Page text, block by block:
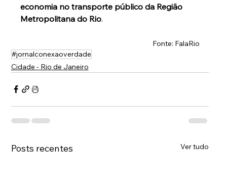
economia no transporte público da Região
Metropolitana do Rio.
Fonte: FalaRio
#jornalconexaoverdade
Cidade - Rio de Janeiro
Posts recentes Ver tudo